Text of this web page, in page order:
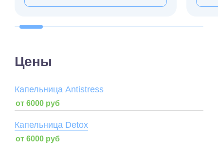
Цены
Капельница Antistress
от 6000 руб
Капельница Detox
от 6000 руб